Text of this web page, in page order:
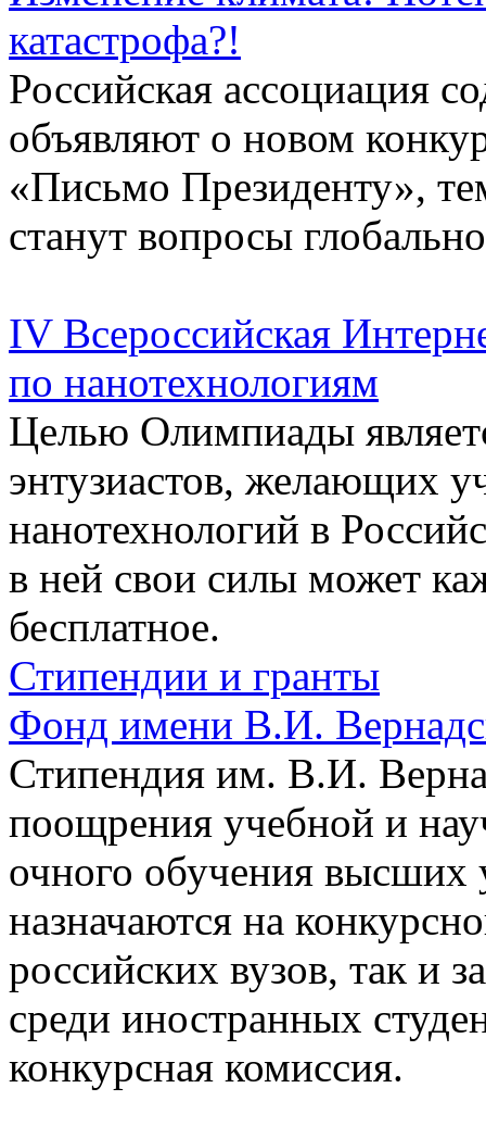
катастрофа?!
Российская
объявляют о новом
«Письмо Президенту»,
станут вопросы
IV Всероссийская
по нанотехнологиям
Целью Олимпиады
энтузиастов, желающих
нанотехнологий в
в ней свои силы может
бесплатное.
Стипендии и гранты
Фонд имени В.И.
Стипендия им. В.И.
поощрения учебной и
очного обучения высших
назначаются на
российских вузов, так и
среди иностранных
конкурсная комиссия.